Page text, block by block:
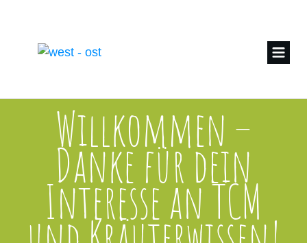
Willkommen –
Danke für dein
Interesse an TCM